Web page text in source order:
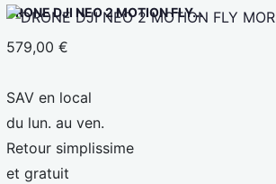
DRONE DJI NEO 2 MOTION FLY...
579,00 €
SAV en local
du lun. au ven.
Retour simplissime
et gratuit